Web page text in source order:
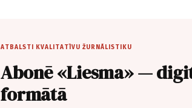
ATBALSTI KVALITATĪVU ŽURNĀLISTIKU
Abonē «Liesma» —
formātā